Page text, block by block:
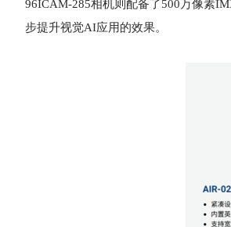
96ICAM-285相机则配备了500万像素
步提升视觉AI应用的效果。